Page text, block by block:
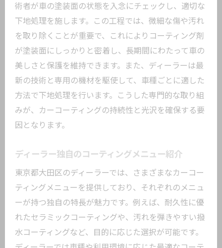
ット
リセールバリューの向上
愛車を長く美しく保つ秘訣
コーティングによる車内の保護
経済的なメリットと長期的なコスト削減
購入後のお手入れの手間を軽減
東京都大田区のディーラーで得られるカーコ
信頼できる実績と経験
地域密着の迅速な対応
丁寧なカスタマーサービス
利用者からの高い満足度
他にはない独自のサービス
術者が車の塗装面の状態を入念にチェックし、適切な
下地処理を施します。この工程では、微細な傷や汚れ
を取り除くことが重要で、これによりコーティング剤
が塗装面にしっかりと密着し、長期間にわたって車の
美しさと保護を維持できます。また、ディーラーは最
新の技術と専用の機材を駆使して、車種ごとに適した
方法で下地処理を行います。こうした専門的な取り組
みが、カーコーティングの持続性と光沢を確保する要
因となります。
ディーラー独自のコーティングメニュー紹介
東京都大田区のディーラーでは、さまざまなカーコー
ティングメニューを提供しており、それぞれのメニュ
ーが持つ独自の特長が魅力です。例えば、耐久性に優
れたセラミックコーティングや、汚れを弾きやすい撥
水コーティングなど、目的に応じた選択が可能です。